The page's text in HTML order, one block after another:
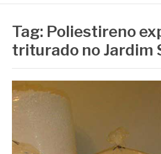
Tag: Poliestireno
triturado no Jardim